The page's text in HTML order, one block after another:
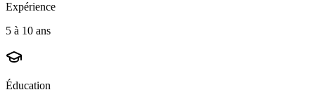
Expérience
5 à 10 ans
Éducation